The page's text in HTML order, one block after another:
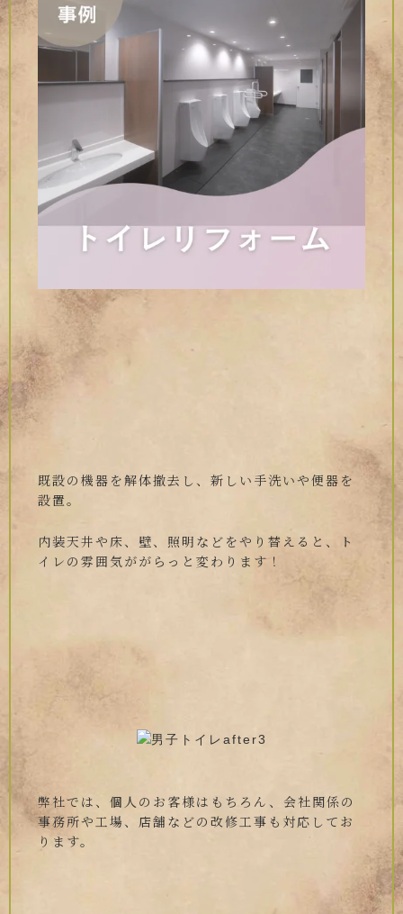
既設の機器を解体撤去し、新しい手洗いや便器を
設置。
内装天井や床、壁、照明などをやり替えると、ト
イレの雰囲気ががらっと変わります！
弊社では、個人のお客様はもちろん、会社関係の
事務所や工場、店舗などの改修工事も対応してお
ります。